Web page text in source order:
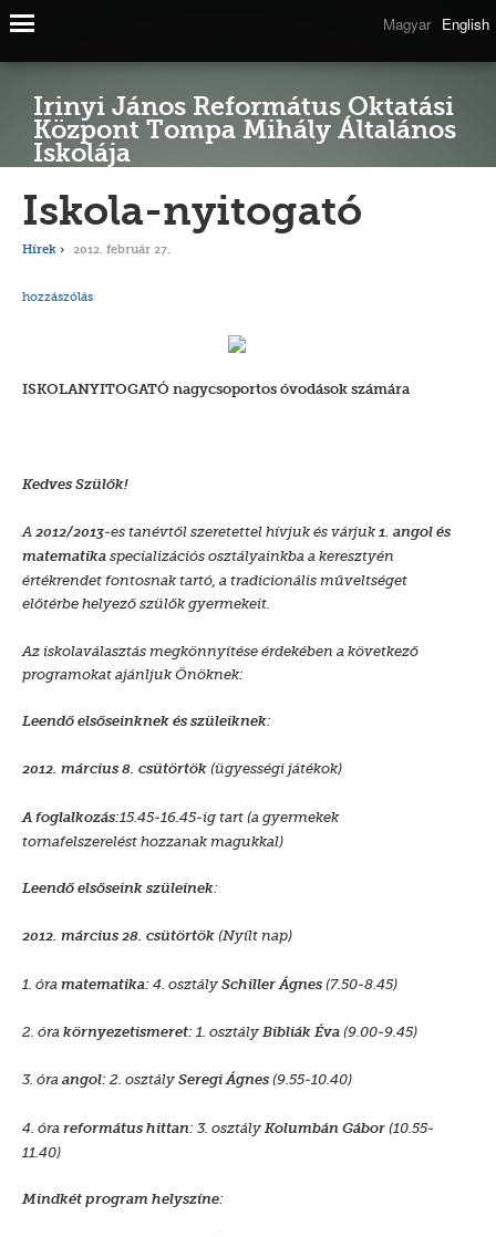
Magyar English
Irinyi János Református Oktatási
Központ Tompa Mihály Általános
Iskolája
Iskola-nyitogató
Hírek 2012. február 27.
hozzászólás
ISKOLANYITOGATÓ nagycsoportos óvodások számára
Kedves Szülők!
A 2012/2013-es tanévtől szeretettel hívjuk és várjuk1. angol és
matematika specializációs osztályainkba a keresztyén
értékrendet fontosnak tartó, a tradicionális műveltséget
előtérbe helyező szülők gyermekeit.
Az iskolaválasztás megkönnyítése érdekében a következő
programokat ajánljuk Önöknek:
Leendő elsőseinknek és szüleiknek:
2012. március 8. csütörtök (ügyességi játékok)
A foglalkozás:15.45-16.45-ig tart (a gyermekek
tornafelszerelést hozzanak magukkal)
Leendő elsőseink szüleinek:
2012. március 28. csütörtök (Nyílt nap)
1. óra matematika: 4. osztály Schiller Ágnes (7.50-8.45)
2. óra környezetismeret: 1. osztály Bibliák Éva (9.00-9.45)
3. óra angol: 2. osztály Seregi Ágnes (9.55-10.40)
4. óra református hittan: 3. osztály Kolumbán Gábor (10.55-
11.40)
Mindkét program helyszíne: